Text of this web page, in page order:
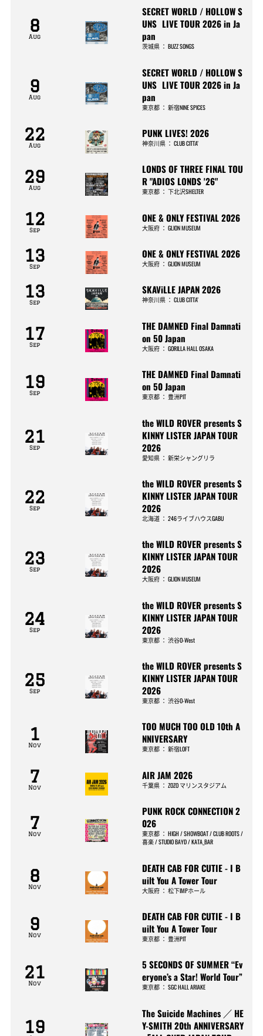
8
Aug
SECRET WORLD / HOLLOW S
UNS LIVE TOUR 2026 in Ja
pan
茨城県 ：BUZZ SONGS
9
Aug
SECRET WORLD / HOLLOW S
UNS LIVE TOUR 2026 in Ja
pan
東京都 ：新宿NINE SPICES
22
Aug
PUNK LIVES! 2026
神奈川県 ：CLUB CITTA’
29
Aug
LONDS OF THREE FINAL TOU
R "ADIOS LONDS '26"
東京都 ：下北沢SHELTER
12
Sep
ONE & ONLY FESTIVAL 2026
大阪府 ：GLION MUSEUM
13
Sep
ONE & ONLY FESTIVAL 2026
大阪府 ：GLION MUSEUM
13
Sep
SKAViLLE JAPAN 2026
神奈川県 ：CLUB CITTA’
17
Sep
THE DAMNED Final Damnati
on 50 Japan
大阪府 ：GORILLA HALL OSAKA
19
Sep
THE DAMNED Final Damnati
on 50 Japan
東京都 ：豊洲PIT
21
Sep
the WILD ROVER presents S
KINNY LISTER JAPAN TOUR
2026
愛知県 ：新栄シャングリラ
22
Sep
the WILD ROVER presents S
KINNY LISTER JAPAN TOUR
2026
北海道 ：246ライブハウスGABU
23
Sep
the WILD ROVER presents S
KINNY LISTER JAPAN TOUR
2026
大阪府 ：GLION MUSEUM
24
Sep
the WILD ROVER presents S
KINNY LISTER JAPAN TOUR
2026
東京都 ：渋谷O-West
25
Sep
the WILD ROVER presents S
KINNY LISTER JAPAN TOUR
2026
東京都 ：渋谷O-West
1
Nov
TOO MUCH TOO OLD 10th A
NNIVERSARY
東京都 ：新宿LOFT
7
Nov
AIR JAM 2026
千葉県 ：ZOZO マリンスタジアム
7
Nov
PUNK ROCK CONNECTION 2
026
東京都 ：HIGH / SHOWBOAT / CLUB ROOTS /
喜楽 / STUDIO BAYD / KATA_BAR
8
Nov
DEATH CAB FOR CUTIE - I B
uilt You A Tower Tour
大阪府 ：松下IMPホール
9
Nov
DEATH CAB FOR CUTIE - I B
uilt You A Tower Tour
東京都 ：豊洲PIT
21
Nov
5 SECONDS OF SUMMER “Ev
eryone’s a Star! World Tour”
東京都 ：SGC HALL ARIAKE
19
The Suicide Machines ／ HE
Y-SMITH 20th ANNIVERSARY